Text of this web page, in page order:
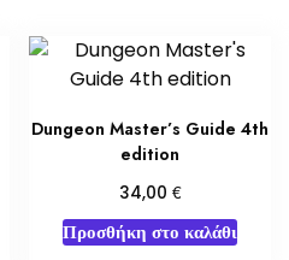
Dungeon Master’s Guide 4th
edition
34,00 €
Προσθήκη στο καλάθι